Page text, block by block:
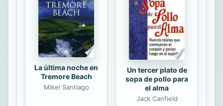
La última noche en
Tremore Beach
Mikel Santiago
Un tercer plato de
sopa de pollo para
el alma
Jack Canfield